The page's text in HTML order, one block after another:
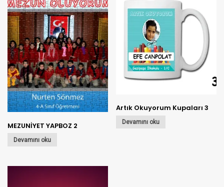
MEZUNİYET YAPBOZ 2
Devamını oku
Artık Okuyorum Kupaları 3
Devamını oku